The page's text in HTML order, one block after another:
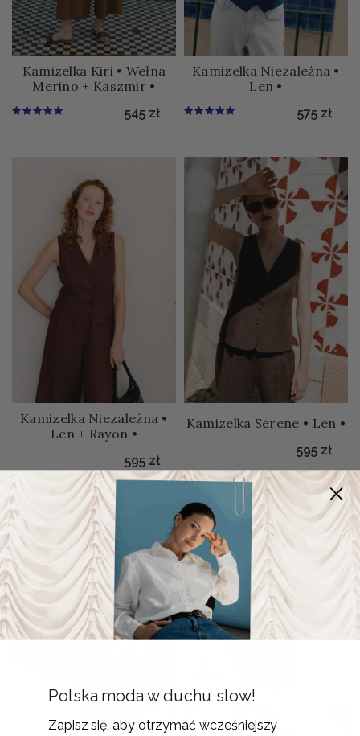
Kamizelka Kiri • Wełna
Merino + Kaszmir •
545 zł
Kamizelka Niezależna •
Len •
575 zł
Kamizelka Niezależna •
Len + Rayon •
595 zł
Kamizelka Serene • Len •
595 zł
Polska moda w duchu slow!
Zapisz się, aby otrzymać wcześniejszy